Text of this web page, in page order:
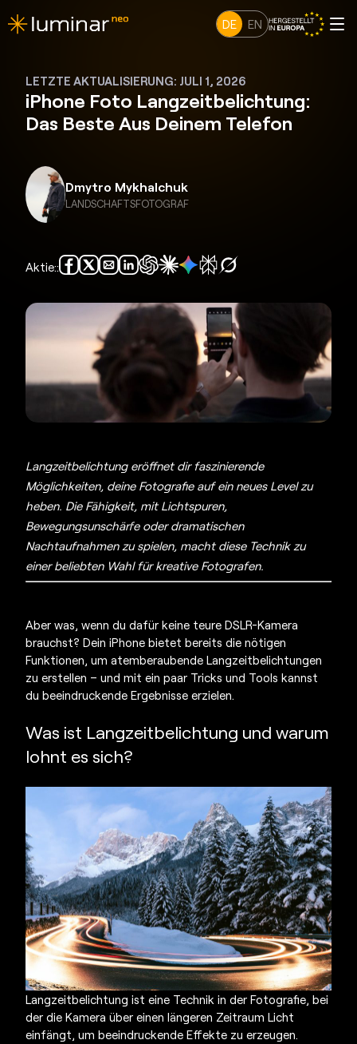
DE EN
LETZTE AKTUALISIERUNG: JULI 1, 2026
iPhone Foto Langzeitbelichtung:
Das Beste Aus Deinem Telefon
Dmytro Mykhalchuk
LANDSCHAFTSFOTOGRAF
Aktie::
Langzeitbelichtung eröffnet dir faszinierende
Möglichkeiten, deine Fotografie auf ein neues Level zu
heben. Die Fähigkeit, mit Lichtspuren,
Bewegungsunschärfe oder dramatischen
Nachtaufnahmen zu spielen, macht diese Technik zu
einer beliebten Wahl für kreative Fotografen.
Aber was, wenn du dafür keine teure DSLR-Kamera
brauchst? Dein iPhone bietet bereits die nötigen
Funktionen, um atemberaubende Langzeitbelichtungen
zu erstellen – und mit ein paar Tricks und Tools kannst
du beeindruckende Ergebnisse erzielen.
Was ist Langzeitbelichtung und warum
lohnt es sich?
Langzeitbelichtung ist eine Technik in der Fotografie, bei
der die Kamera über einen längeren Zeitraum Licht
einfängt, um beeindruckende Effekte zu erzeugen.